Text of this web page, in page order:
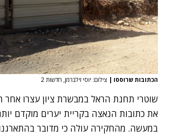
הכתובות שרוססו | צילום: יוסי זילברמן, חדשות 2
שוטרי תחנת הראל במבשרת ציון עצרו
במעשה. מהחקירה עולה כי מדובר